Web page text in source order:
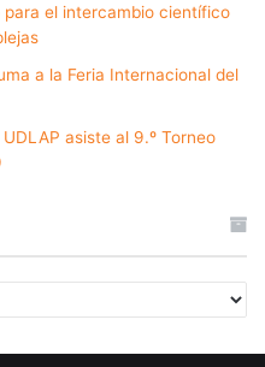
el intercambio científico
a la Feria Internacional del
asiste al 9.º Torneo